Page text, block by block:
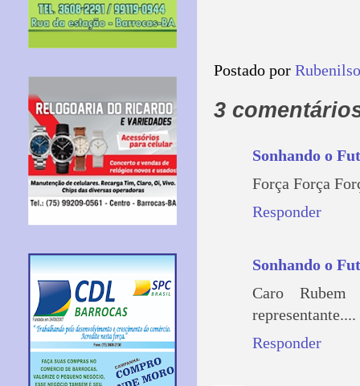
Postado por
3
Sonhando o
Força Força
Responder
Sonhando o
Caro
representante....
Responder